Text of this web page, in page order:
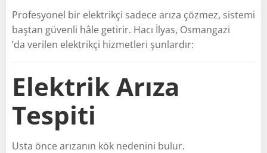
Profesyonel bir elektrikçi sadece arıza çözmez, sistemi
baştan güvenli hâle getirir. Hacı İlyas, Osmangazi
’da verilen elektrikçi hizmetleri şunlardır:
Elektrik Arıza
Tespiti
Usta önce arızanın kök nedenini bulur.